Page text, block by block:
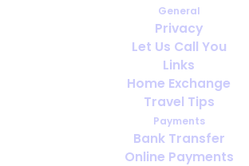
General
Privacy
Let Us Call You
Links
Home Exchange
Travel Tips
Payments
Bank Transfer
Online Payments
APRIL 17, 2020 | INGESUNDHEIT